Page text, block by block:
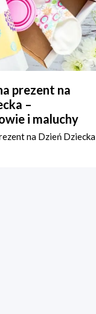
prezent na
–
i maluchy
na Dzień Dziecka